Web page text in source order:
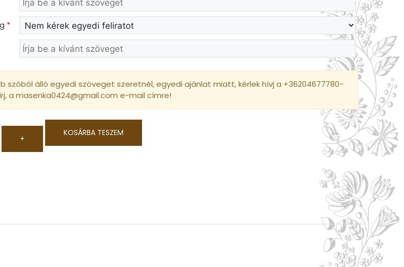
*
szóból álló egyedi szöveget szeretnél, egyedi ajánlat miatt, kérlek hívj a +36204677780-
a masenka0424@gmail.com e-mail címre!
+
KOSÁRBA TESZEM